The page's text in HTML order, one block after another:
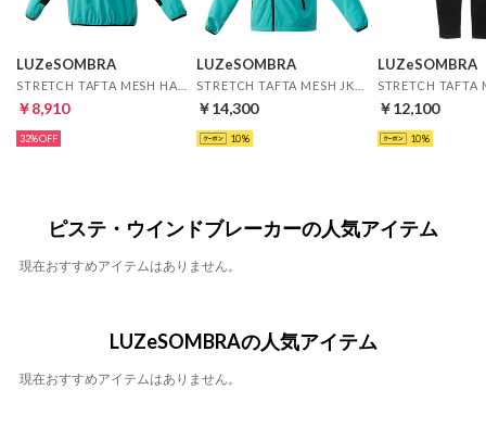
LUZeSOMBRA
￥8,910
32%
LUZeSOMBRA
￥14,300
10
LUZeSOMBRA
￥12,100
10
ピステ・ウインドブレーカーの人気アイテム
現在おすすめアイテムはありません。
LUZeSOMBRAの人気アイテム
現在おすすめアイテムはありません。